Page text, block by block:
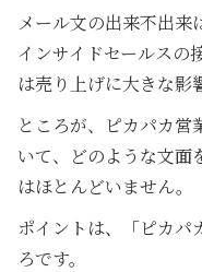
メール文の出来不出来
インサイドセールスの
は売り上げに大きな影
ところが、ピカパカ営
いて、どのような文面
はほとんどいません。
ポイントは、「ピカパ
ろです。